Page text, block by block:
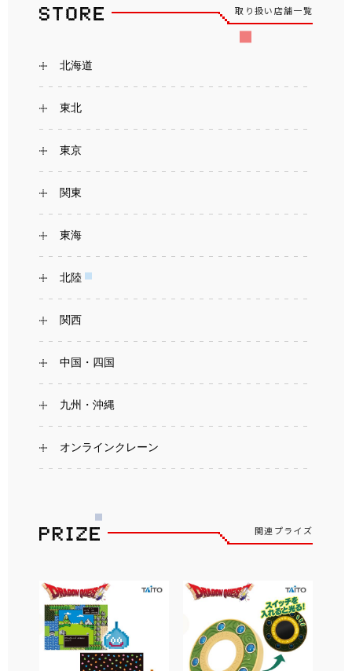
取り扱い店舗一覧
北海道
東北
東京
関東
東海
北陸
関西
中国・四国
九州・沖縄
オンラインクレーン
関連プライズ